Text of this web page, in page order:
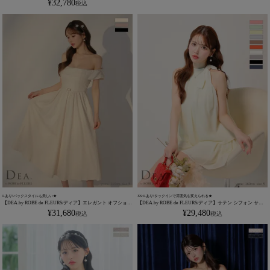
¥32,780税込
Lあり!バックスタイルも美しい★
【DEA.by ROBE de FLEURS/ディア】エレガント オフショル
ダー ベルトデザイン ジャガード バックリボン Aラインロン
¥31,680税込
XS~Lあり!タックインで雰囲気を変えられる★
【DEA.by ROBE de FLEURS/ディア】サテン シフォン サイ
ドリボン ノースリーブ セットアップ エレガント フレアミニ
¥29,480税込